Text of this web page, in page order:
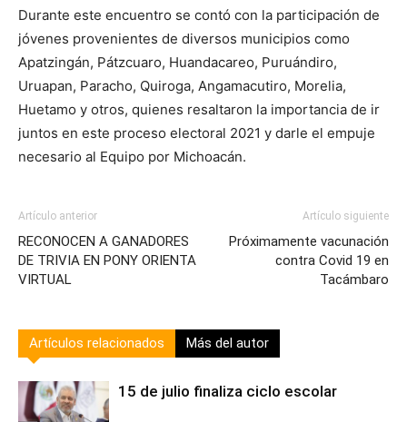
Durante este encuentro se contó con la participación de
jóvenes provenientes de diversos municipios como
Apatzingán, Pátzcuaro, Huandacareo, Puruándiro,
Uruapan, Paracho, Quiroga, Angamacutiro, Morelia,
Huetamo y otros, quienes resaltaron la importancia de ir
juntos en este proceso electoral 2021 y darle el empuje
necesario al Equipo por Michoacán.
Artículo anterior
RECONOCEN A GANADORES
DE TRIVIA EN PONY ORIENTA
VIRTUAL
Artículo siguiente
Próximamente vacunación
contra Covid 19 en
Tacámbaro
Artículos relacionados Más del autor
15 de julio finaliza ciclo escolar